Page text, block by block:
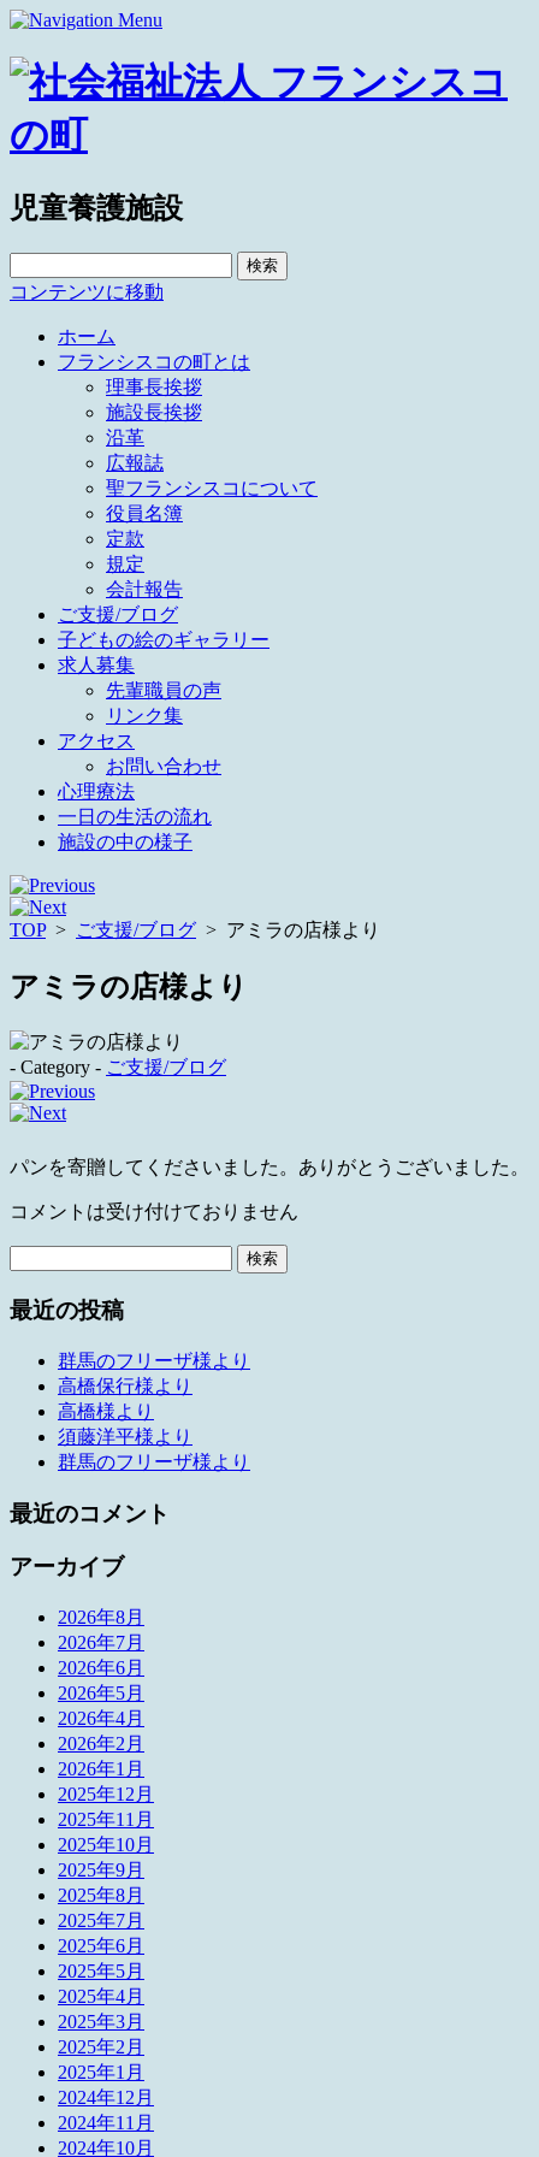
児童養護施設
索:
コンテンツに移動
ホーム
フランシスコの町とは
理事長挨拶
施設長挨拶
沿革
広報誌
聖フランシスコについて
役員名簿
定款
規定
会計報告
ご支援/ブログ
子どもの絵のギャラリー
求人募集
先輩職員の声
リンク集
アクセス
お問い合わせ
心理療法
一日の生活の流れ
施設の中の様子
TOP> ご支援/ブログ > アミラの店様より
アミラの店様より
- Category - ご支援/ブログ
パンを寄贈してくださいました。ありがとうございました。
コメントは受け付けておりません
最近の投稿
群馬のフリーザ様より
高橋保行様より
高橋様より
須藤洋平様より
群馬のフリーザ様より
最近のコメント
アーカイブ
2026年8月
2026年7月
2026年6月
2026年5月
2026年4月
2026年2月
2026年1月
2025年12月
2025年11月
2025年10月
2025年9月
2025年8月
2025年7月
2025年6月
2025年5月
2025年4月
2025年3月
2025年2月
2025年1月
2024年12月
2024年11月
2024年10月